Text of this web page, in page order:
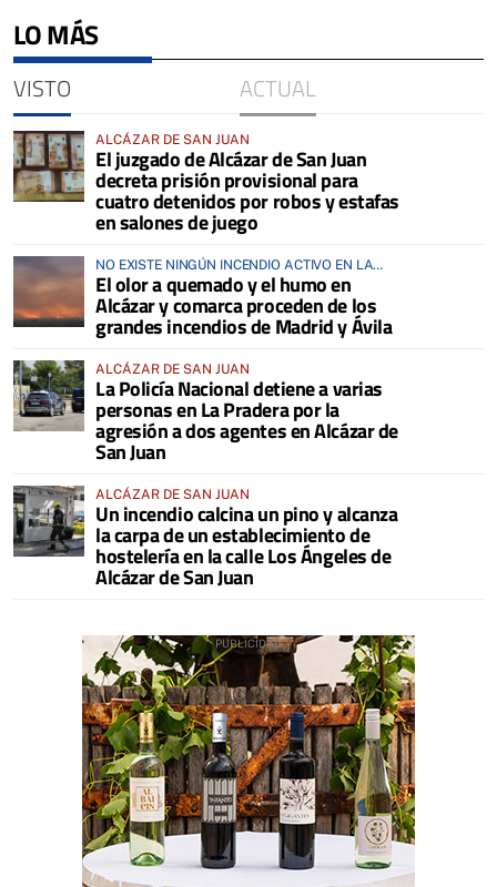
LO MÁS
VISTO ACTUAL
ALCÁZAR DE SAN JUAN
El juzgado de Alcázar de San Juan
decreta prisión provisional para
cuatro detenidos por robos y estafas
en salones de juego
NO EXISTE NINGÚN INCENDIO ACTIVO EN LA
COMARCA
El olor a quemado y el humo en
Alcázar y comarca proceden de los
grandes incendios de Madrid y Ávila
ALCÁZAR DE SAN JUAN
La Policía Nacional detiene a varias
personas en La Pradera por la
agresión a dos agentes en Alcázar de
San Juan
ALCÁZAR DE SAN JUAN
Un incendio calcina un pino y alcanza
la carpa de un establecimiento de
hostelería en la calle Los Ángeles de
Alcázar de San Juan